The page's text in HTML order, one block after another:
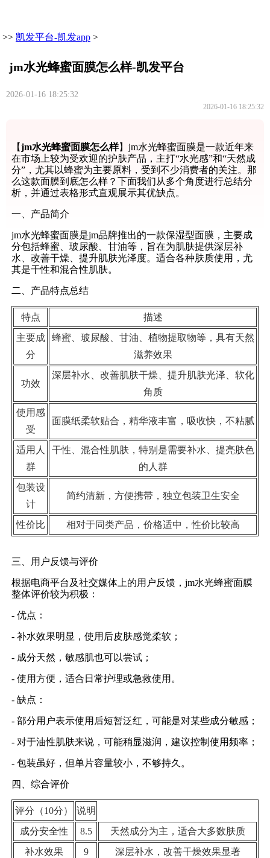
>> 凯发平台-凯发app >
jm水光蜂蜜面膜怎么样-凯发平台
2026-01-16 18:25:32
2026-01-16 18:25:32
【jm水光蜂蜜面膜怎么样】jm水光蜂蜜面膜是一款近年来
在市场上较为受欢迎的护肤产品，主打“水光感”和“天然成
分”，尤其以蜂蜜为主要原料，受到不少消费者的关注。那
么这款面膜到底怎么样？下面我们从多个角度进行总结分
析，并通过表格形式直观展示其优缺点。
一、产品简介
jm水光蜂蜜面膜是jm品牌推出的一款保湿型面膜，主要成
分包括蜂蜜、玻尿酸、甘油等，旨在为肌肤提供深层补
水、改善干燥、提升肌肤光泽度。适合各种肤质使用，尤
其是干性和混合性肌肤。
二、产品特点总结
特点
描述
主要成
分
蜂蜜、玻尿酸、甘油、植物提取物等，具有天然
滋养效果
功效
深层补水、改善肌肤干燥、提升肌肤光泽、软化
角质
使用感
受
面膜纸柔软贴合，精华液丰富，吸收快，不粘腻
适用人
群
干性、混合性肌肤，特别是需要补水、提亮肤色
的人群
包装设
计
简约清新，方便携带，独立包装卫生安全
性价比 相对于同类产品，价格适中，性价比较高
三、用户反馈与评价
根据电商平台及社交媒体上的用户反馈，jm水光蜂蜜面膜
整体评价较为积极：
- 优点：
- 补水效果明显，使用后皮肤感觉柔软；
- 成分天然，敏感肌也可以尝试；
- 使用方便，适合日常护理或急救使用。
- 缺点：
- 部分用户表示使用后短暂泛红，可能是对某些成分敏感；
- 对于油性肌肤来说，可能稍显滋润，建议控制使用频率；
- 包装虽好，但单片容量较小，不够持久。
四、综合评价
评分（10分）
说明
成分安全性
8.5
天然成分为主，适合大多数肤质
补水效果
9
深层补水，改善干燥效果显著